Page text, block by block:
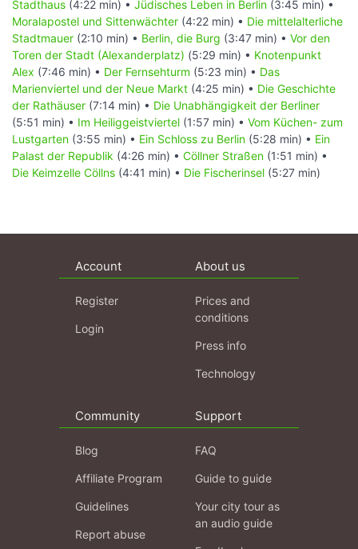
Stadthaus (4:22 min) • Jüdisches Leben in Berlin (3:45 min) •
Moralapostel und Sittenwächter (4:22 min) • Die mittelalterliche
Stadtmauer (2:10 min) • Berlin, die Burg (3:47 min) • Vor den
Toren der Stadt (Alexanderplatz) (5:29 min) • Knotenpunkt
Alex (7:46 min) • Der Fernsehturm (5:23 min) • Das
Marienviertel und der Neue Markt (4:25 min) • Die Geschichte
der Rathäuser (7:14 min) • Die Unabhängigkeit der Berliner
(5:51 min) • Im Heiliggeistviertel (1:57 min) • Vom Küchen- zum
Lustgarten (3:55 min) • Ein Schloss zu Berlin (5:28 min) • Ein
Palast der Republik (4:26 min) • Cöllner Straßen (1:51 min) •
Die Keimzelle Cöllns (4:41 min) • Die Fischerinsel (5:27 min)
Account
Register
Login
About us
Prices and
conditions
Press info
Technology
Community
Blog
Affiliate Program
Guidelines
Report abuse
Support
FAQ
Guide to guide
Your city tour as
an audio guide